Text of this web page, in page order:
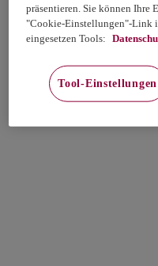
präsentieren. Sie können Ihre
"Cookie-Einstellungen"-Link
eingesetzen Tools:
Tool-Einstellungen